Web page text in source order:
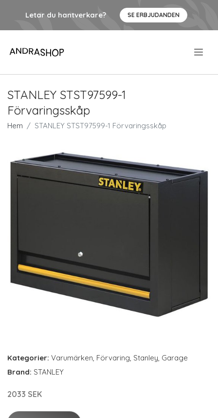
Letar du hantverkare? SE ERBJUDANDEN
STANLEY STST97599-1
Förvaringsskåp
Hem STANLEY STST97599-1 Förvaringsskåp
Kategorier: Varumärken, Förvaring, Stanley, Garage
Brand: STANLEY
2033 SEK